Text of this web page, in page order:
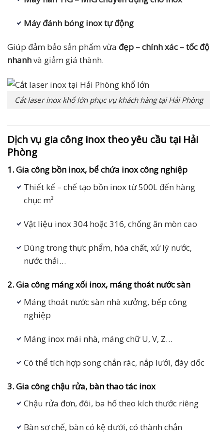
Máy đánh bóng inox tự động
Giúp đảm bảo sản phẩm vừa đẹp – chính xác – tốc độ
nhanhvà giảm giá thành.
Cắt laser inox khổ lớn phục vụ khách hàng tại Hải Phòng
Dịch vụ gia công inox theo yêu cầu tại Hải
Phòng
1. Gia công bồn inox, bể chứa inox công nghiệp
Thiết kế – chế tạo bồn inox từ 500L đến hàng
chục m³
Vật liệu inox 304 hoặc 316, chống ăn mòn cao
Dùng trong thực phẩm, hóa chất, xử lý nước,
nước thải…
2. Gia công máng xối inox, máng thoát nước sàn
Máng thoát nước sàn nhà xưởng, bếp công
nghiệp
Máng inox mái nhà, máng chữ U, V, Z…
Có thể tích hợp song chắn rác, nắp lưới, đáy dốc
3. Gia công chậu rửa, bàn thao tác inox
Chậu rửa đơn, đôi, ba hố theo kích thước riêng
Bàn sơ chế, bàn có kệ dưới, có thành chắn